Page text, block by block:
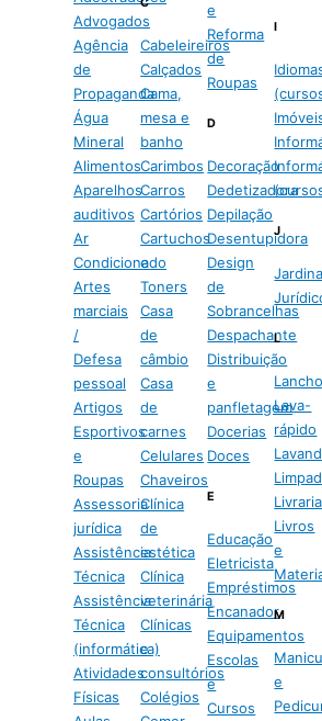
Advogados
Agência
de
Propaganda
Água
Mineral
Alimentos
Aparelhos
auditivos
Ar
Condicionado
Artes
marciais
/
Defesa
pessoal
Artigos
Esportivos
e
Roupas
Assessoria
jurídica
Assistência
Técnica
Assistência
Técnica
(informática)
Atividades
Físicas
Cabeleireiros
Calçados
Cama,
mesa e
banho
Carimbos
Carros
Cartórios
Cartuchos
e
Toners
Casa
de
câmbio
Casa
de
carnes
Celulares
Chaveiros
Clínica
de
estética
Clínica
veterinária
Clínicas
e
consultórios
Colégios
e
Reforma
de
Roupas
D
Decoração
Dedetizadora
Depilação
Desentupidora
Design
de
Sobrancelhas
Despachante
Distribuição
e
panfletagem
Docerias
Doces
E
Educação
Eletricista
Empréstimos
Encanador
Equipamentos
Escolas
e
Cursos
I
J
L
Lava-
rápido
Livraria
Livros
e
M
e